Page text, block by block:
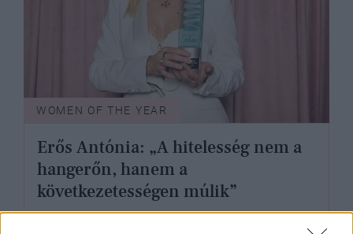
WOMEN OF THE YEAR
Erős Antónia: „A hitelesség nem a
hangerőn, hanem a
következetességen múlik”